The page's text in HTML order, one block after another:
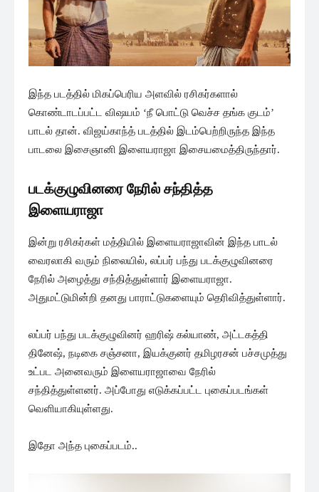
இந்த படத்தில் மிகப்பெரிய அளவில் ரசிகர்களால்
கொண்டாடப்பட்ட விஷயம் ‘நீ பொட்டு வெச்ச தங்க குடம்’
பாடல் தான். விஜய்காந்த் படத்தில் இடம்பெற்றிருந்த இந்த
பாடலை இசைஞானி இளையராஜா இசையமைத்திருந்தார்.
படக்குழுவினரை நேரில் சந்தித்த
இளையராஜா
இன்று ரசிகர்கள் மத்தியில் இளையராஜாவின் இந்த பாடல்
வைரலாகி வரும் நிலையில், லப்பர் பந்து படக்குழுவினரை
நேரில் அழைத்து சந்தித்துள்ளார் இளையராஜா.
அதுமட்டுமின்றி தனது பாராட்டுகளையும் தெரிவித்துள்ளார்.
லப்பர் பந்து படக்குழுவினர் ஹரிஷ் கல்யாண், அட்டகத்தி
தினேஷ், நடிகை சஞ்சனா, இயக்குனர் தமிழரசன் பச்சமுத்து
உட்பட அனைவரும் இளையராஜாவை நேரில்
சந்தித்துள்ளனர். அப்போது எடுக்கப்பட்ட புகைப்படங்கள்
வெளியாகியுள்ளது.
இதோ அந்த புகைப்படம்..